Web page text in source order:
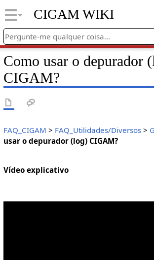
CIGAM WIKI
Como usar o depurador
CIGAM?
FAQ_CIGAM > FAQ_Utilidades/Diversos>
usar o depurador (log) CIGAM?
Vídeo explicativo